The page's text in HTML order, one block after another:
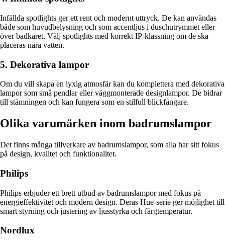
Infällda spotlights ger ett rent och modernt uttryck. De kan användas
både som huvudbelysning och som accentljus i duschutrymmet eller
över badkaret. Välj spotlights med korrekt IP-klassning om de ska
placeras nära vatten.
5. Dekorativa lampor
Om du vill skapa en lyxig atmosfär kan du komplettera med dekorativa
lampor som små pendlar eller väggmonterade designlampor. De bidrar
till stämningen och kan fungera som en stilfull blickfångare.
Olika varumärken inom badrumslampor
Det finns många tillverkare av badrumslampor, som alla har sitt fokus
på design, kvalitet och funktionalitet.
Philips
Philips erbjuder ett brett utbud av badrumslampor med fokus på
energieffektivitet och modern design. Deras Hue-serie ger möjlighet till
smart styrning och justering av ljusstyrka och färgtemperatur.
Nordlux